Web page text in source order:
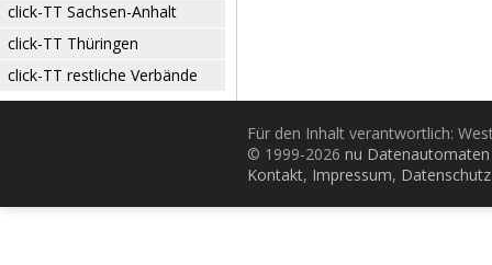
click-TT Sachsen-Anhalt
click-TT Thüringen
click-TT restliche Verbände
Für den Inhalt verantwortlich:
© 1999-2026 nu
Kontakt, Impressum, Datenschutz